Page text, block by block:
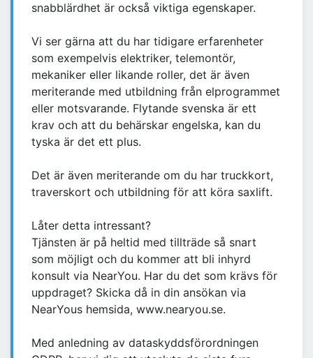
snabblärdhet är också viktiga egenskaper.
Vi ser gärna att du har tidigare erfarenheter
som exempelvis elektriker, telemontör,
mekaniker eller likande roller, det är även
meriterande med utbildning från elprogrammet
eller motsvarande. Flytande svenska är ett
krav och att du behärskar engelska, kan du
tyska är det ett plus.
Det är även meriterande om du har truckkort,
traverskort och utbildning för att köra saxlift.
Låter detta intressant?
Tjänsten är på heltid med tillträde så snart
som möjligt och du kommer att bli inhyrd
konsult via NearYou. Har du det som krävs för
uppdraget? Skicka då in din ansökan via
NearYous hemsida, www.nearyou.se.
Med anledning av dataskyddsförordningen